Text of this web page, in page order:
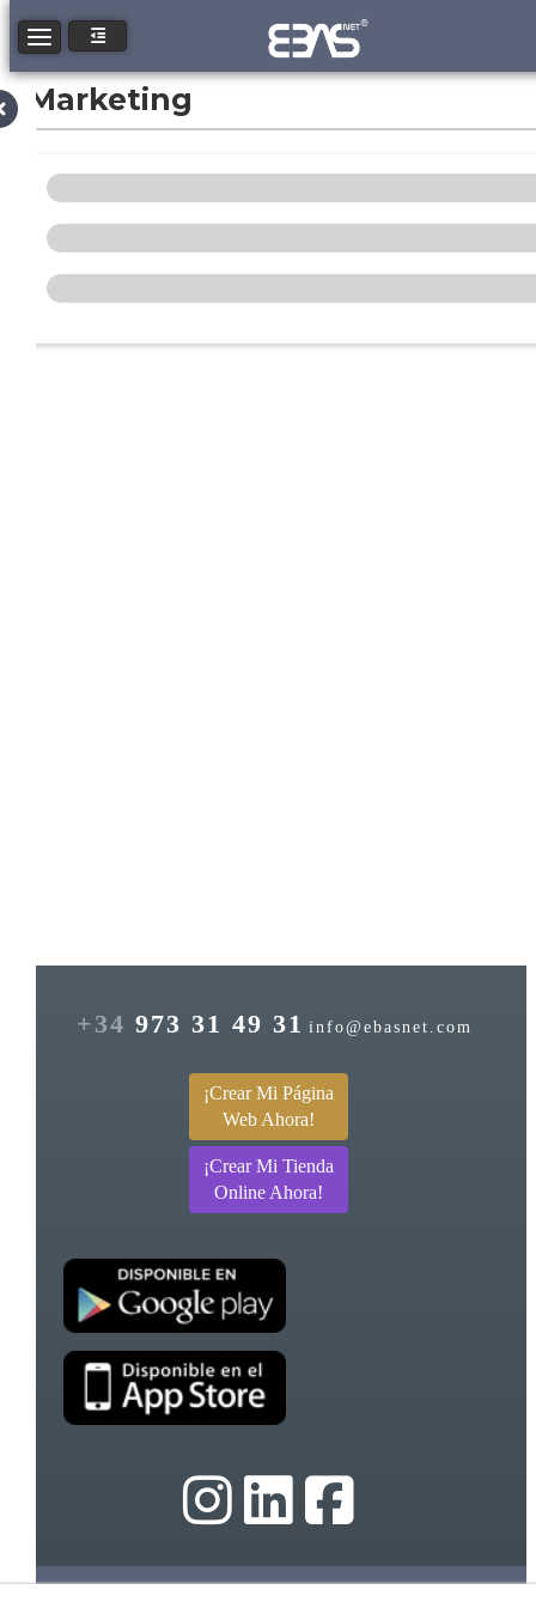
Toggle navigation
Marketing
+34 973 31 49 31 info@ebasnet.com
¡Crear Mi Página
Web Ahora!
¡Crear Mi Tienda
Online Ahora!